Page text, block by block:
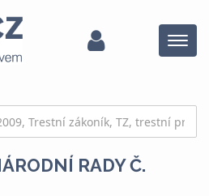
Menu
RADY Č.